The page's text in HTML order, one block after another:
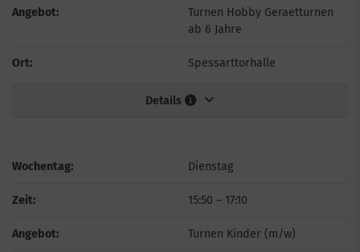
Angebot:
Turnen Hobby Geraetturnen
ab 6 Jahre
Ort: Spessarttorhalle
Details
Wochentag: Dienstag
Zeit: 15:50 – 17:10
Angebot: Turnen Kinder (m/w)